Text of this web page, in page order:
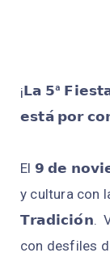
¡𝗟𝗮 𝟱ª
𝗲𝘀𝘁𝗮́ 𝗽𝗼𝗿
El 𝟵 𝗱𝗲
y cultura con
𝗧𝗿𝗮𝗱𝗶𝗰𝗶𝗼́𝗻.
con desfiles